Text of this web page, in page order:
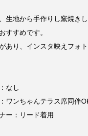
生地から手作りし窯焼き
すすめです。
あり、インスタ映えフォ
なし
ワンちゃんテラス席同伴
ー：リード着用